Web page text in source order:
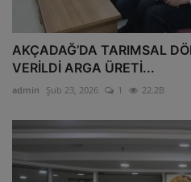
AKÇADAĞ’DA TARIMSAL
VERİLDİ ARGA ÜRETİ...
admin Şub 23, 2026 1 22.2B